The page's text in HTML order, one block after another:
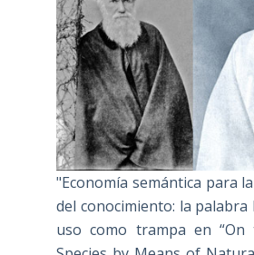
"Economía semántica para
del conocimiento: la palabra
uso como trampa en